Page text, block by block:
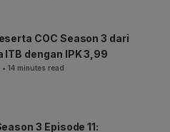
COC Season 3 dari
dengan IPK 3,99
• 14 minutes read
3 Episode 11: